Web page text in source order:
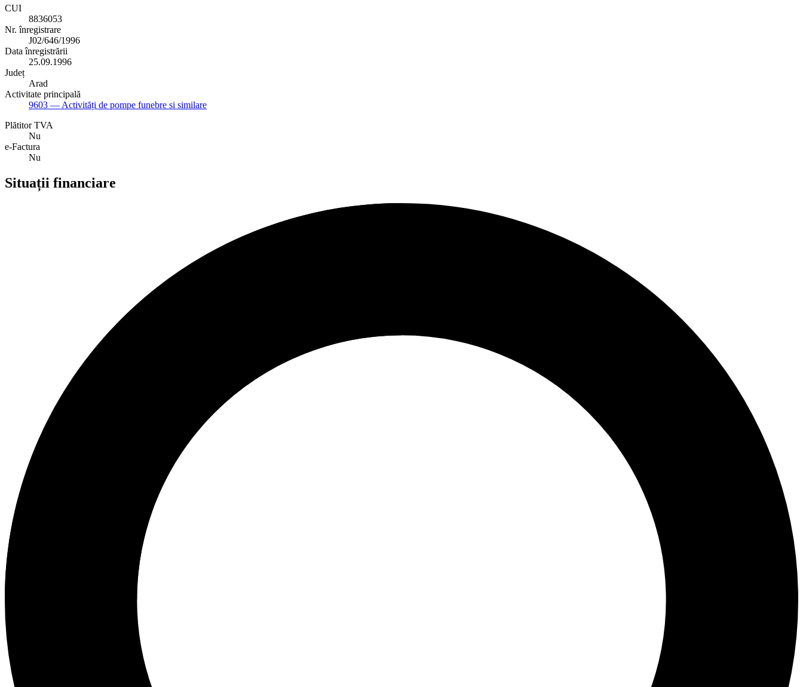
CUI
8836053
Nr. înregistrare
J02/646/1996
Data înregistrării
25.09.1996
Județ
Arad
Activitate principală
9603 — Activități de pompe funebre si similare
Plătitor TVA
Nu
e-Factura
Nu
Situații financiare